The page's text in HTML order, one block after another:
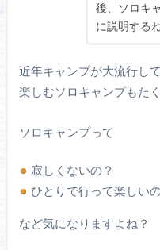
後、ソロキ
に説明する
近年キャンプが大流行し
楽しむソロキャンプもた
ソロキャンプって
寂しくないの？
ひとりで行って楽しい
など気になりますよね？